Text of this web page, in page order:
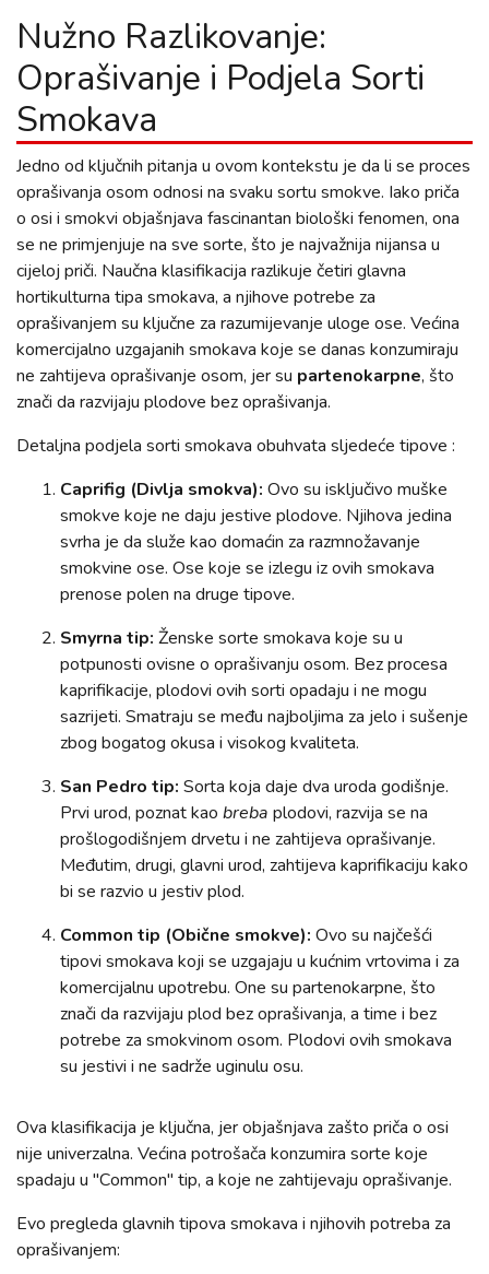
Nužno Razlikovanje:
Oprašivanje i Podjela Sorti
Smokava
Jedno od ključnih pitanja u ovom kontekstu je da li se proces
oprašivanja osom odnosi na svaku sortu smokve. Iako priča
o osi i smokvi objašnjava fascinantan biološki fenomen, ona
se ne primjenjuje na sve sorte, što je najvažnija nijansa u
cijeloj priči. Naučna klasifikacija razlikuje četiri glavna
hortikulturna tipa smokava, a njihove potrebe za
oprašivanjem su ključne za razumijevanje uloge ose. Većina
komercijalno uzgajanih smokava koje se danas konzumiraju
ne zahtijeva oprašivanje osom, jer su partenokarpne, što
znači da razvijaju plodove bez oprašivanja.
Detaljna podjela sorti smokava obuhvata sljedeće tipove :
Caprifig (Divlja smokva): Ovo su isključivo muške
smokve koje ne daju jestive plodove. Njihova jedina
svrha je da služe kao domaćin za razmnožavanje
smokvine ose. Ose koje se izlegu iz ovih smokava
prenose polen na druge tipove.
Smyrna tip: Ženske sorte smokava koje su u
potpunosti ovisne o oprašivanju osom. Bez procesa
kaprifikacije, plodovi ovih sorti opadaju i ne mogu
sazrijeti. Smatraju se među najboljima za jelo i sušenje
zbog bogatog okusa i visokog kvaliteta.
San Pedro tip: Sorta koja daje dva uroda godišnje.
Prvi urod, poznat kao breba plodovi, razvija se na
prošlogodišnjem drvetu i ne zahtijeva oprašivanje.
Međutim, drugi, glavni urod, zahtijeva kaprifikaciju kako
bi se razvio u jestiv plod.
Common tip (Obične smokve): Ovo su najčešći
tipovi smokava koji se uzgajaju u kućnim vrtovima i za
komercijalnu upotrebu. One su partenokarpne, što
znači da razvijaju plod bez oprašivanja, a time i bez
potrebe za smokvinom osom. Plodovi ovih smokava
su jestivi i ne sadrže uginulu osu.
Ova klasifikacija je ključna, jer objašnjava zašto priča o osi
nije univerzalna. Većina potrošača konzumira sorte koje
spadaju u "Common" tip, a koje ne zahtijevaju oprašivanje.
Evo pregleda glavnih tipova smokava i njihovih potreba za
oprašivanjem: